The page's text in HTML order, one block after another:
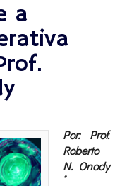
a
Por: Prof.
Roberto
N. Onody
*